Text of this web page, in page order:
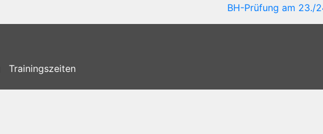
BH-Prüfung am 23./
Trainingszeiten